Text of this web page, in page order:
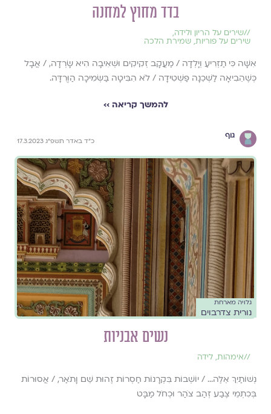
בדד מחוץ למחנה
//שירים על הריון ולידה,
שירים על פוריות, שמירת הלכה
אִשָּׁה כִּי תַזְרִיעַ וְיָלְדָה / מַעֲקָב זְקִיקִים וּשְׁאִיבָה הִיא שָׂרְדָה, / אֲבָל
כְּשֶׁהֵבִיאָה לַשְּׁכֵנָה פַּשְׁטִידָה / לֹא הִבִּיטָה בַּשְּׂמִיכָה הַוְּרֻדָּה.
להמשך קריאה ››
גוף
כ״ד באדר תשפ״ג 17.3.2023
גלויה מארחת
נורית צדרבוים
נשים אבניות
//אימהות, לידה
נְשׁוֹתַיִךְ אֵלֶּה... / יוֹשְׁבוֹת בִּקְרָנוֹת חַסְרוֹת זֶהוּת שֵׁם וָתֹאַר, / אֲסוּרוֹת
בְּכִתְמֵי צֶבַע זְהַב צֹהַר וּכְחֹל מַבָּט